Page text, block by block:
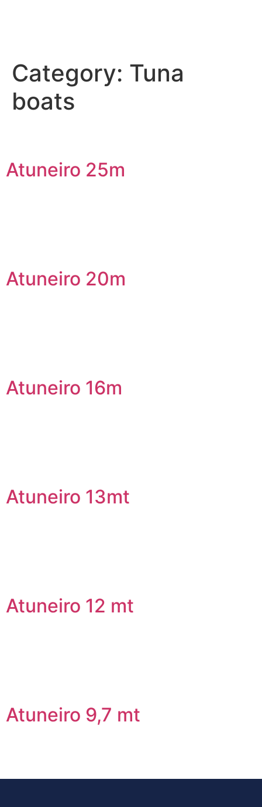
Category: Tuna
boats
Atuneiro 25m
Atuneiro 20m
Atuneiro 16m
Atuneiro 13mt
Atuneiro 12 mt
Atuneiro 9,7 mt